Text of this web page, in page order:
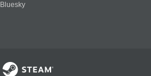
Bluesky